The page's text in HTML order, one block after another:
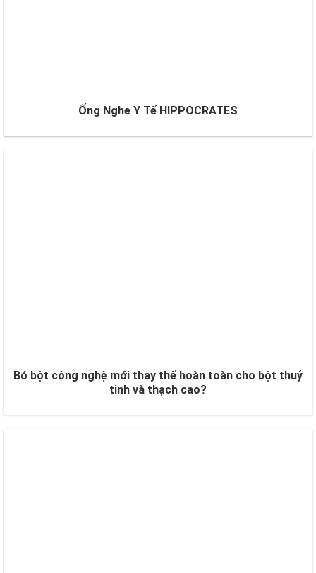
Ống Nghe Y Tế HIPPOCRATES
Bó bột công nghệ mới thay thế hoàn toàn cho bột thuỷ
tinh và thạch cao?